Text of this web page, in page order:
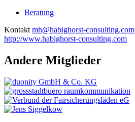
Beratung
Kontakt mh@habighorst-consulting.com
http://www.habighorst-consulting.com
Andere Mitglieder